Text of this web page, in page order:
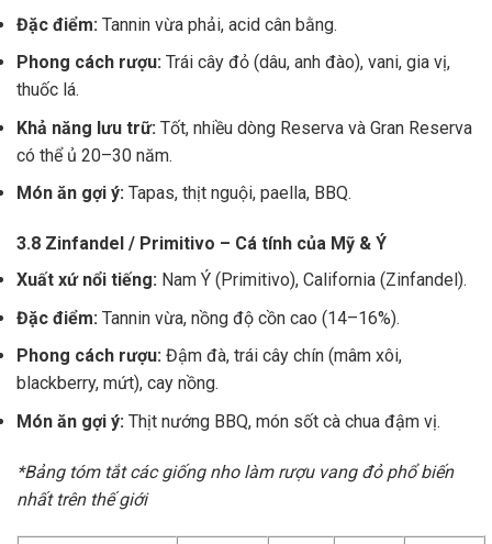
Đặc điểm: Tannin vừa phải, acid cân bằng.
Phong cách rượu: Trái cây đỏ (dâu, anh đào), vani, gia vị,
thuốc lá.
Khả năng lưu trữ: Tốt, nhiều dòng Reserva và Gran Reserva
có thể ủ 20–30 năm.
Món ăn gợi ý: Tapas, thịt nguội, paella, BBQ.
3.8 Zinfandel / Primitivo – Cá tính của Mỹ & Ý
Xuất xứ nổi tiếng: Nam Ý (Primitivo), California (Zinfandel).
Đặc điểm: Tannin vừa, nồng độ cồn cao (14–16%).
Phong cách rượu: Đậm đà, trái cây chín (mâm xôi,
blackberry, mứt), cay nồng.
Món ăn gợi ý: Thịt nướng BBQ, món sốt cà chua đậm vị.
*Bảng tóm tắt các giống nho làm rượu vang đỏ phổ biến
nhất trên thế giới